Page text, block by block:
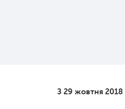
З 29 жовтня 2018